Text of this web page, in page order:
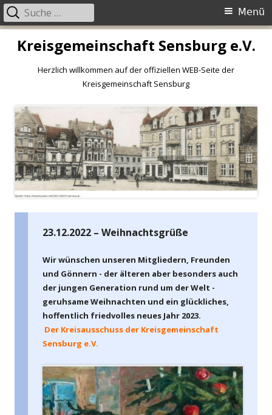
zumKreisgemeinschaft Sensburg e.V.
Herzlich willkommen auf der offiziellen WEB-Seite der
Kreisgemeinschaft Sensburg
Primäres
Menü
Menü
Suche
nach:
23.12.2022 – Weihnachtsgrüße
Wir wünschen unseren Mitgliedern, Freunden
und Gönnern - der älteren aber besonders auch
der jungen Generation rund um der Welt -
geruhsame Weihnachten und ein glückliches,
hoffentlich friedvolles neues Jahr 2023.
Der Kreisausschuss der Kreisgemeinschaft
Sensburg e.V.